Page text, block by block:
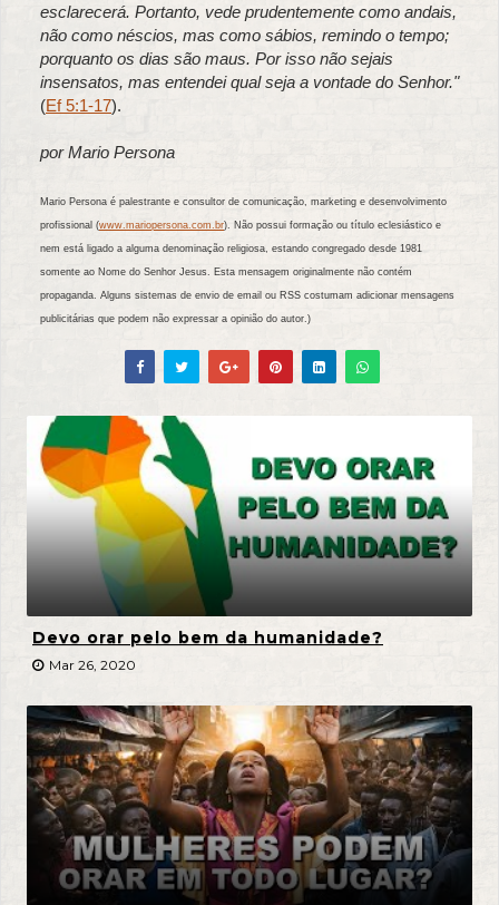
esclarecerá. Portanto, vede prudentemente como andais,
não como néscios, mas como sábios, remindo o tempo;
porquanto os dias são maus. Por isso não sejais
insensatos, mas entendei qual seja a vontade do Senhor."
(Ef 5:1-17).
por Mario Persona
Mario Persona é palestrante e consultor de comunicação, marketing e desenvolvimento
profissional (www.mariopersona.com.br). Não possui formação ou título eclesiástico e
nem está ligado a alguma denominação religiosa, estando congregado desde 1981
somente ao Nome do Senhor Jesus. Esta mensagem originalmente não contém
propaganda. Alguns sistemas de envio de email ou RSS costumam adicionar mensagens
publicitárias que podem não expressar a opinião do autor.)
Devo orar pelo bem da humanidade?
Mar 26, 2020